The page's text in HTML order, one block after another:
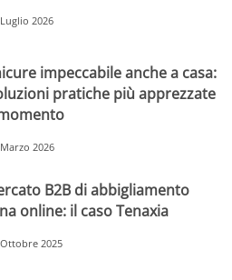
2026
impeccabile anche a casa:
pratiche più apprezzate
2026
B2B di abbigliamento
online: il caso Tenaxia
2025